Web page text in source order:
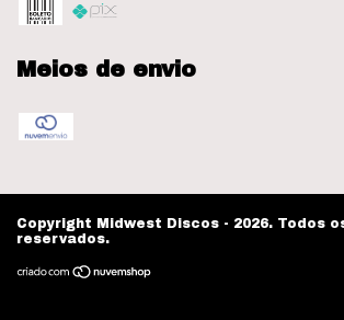
Meios de envio
Copyright Midwest Discos - 2026. Todos
reservados.